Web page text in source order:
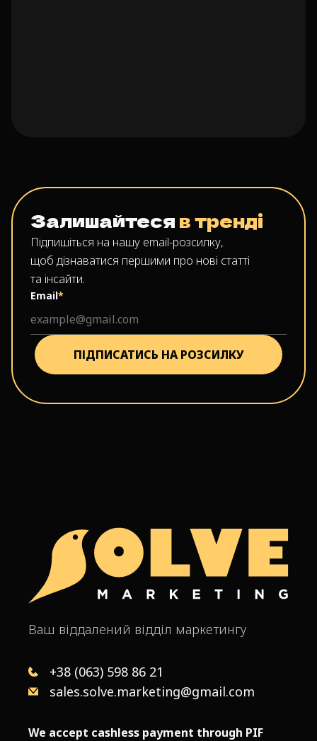
Залишайтесяв тренді
Підпишіться на нашу email-розсилку,
щоб дізнаватися першими про нові статті
та інсайти.
Email*
Ваш віддалений відділ маркетингу
+38 (063) 598 86 21
sales.solve.marketing@gmail.com
We accept cashless payment through PIF